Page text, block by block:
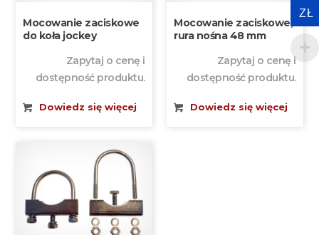
Mocowanie zaciskowe
do koła jockey
Zapytaj o cenę i
dostępność produktu.
Dowiedz się więcej
Mocowanie zaciskowe,
rura nośna 48 mm
Zapytaj o cenę i
dostępność produktu.
Dowiedz się więcej
ZŁ